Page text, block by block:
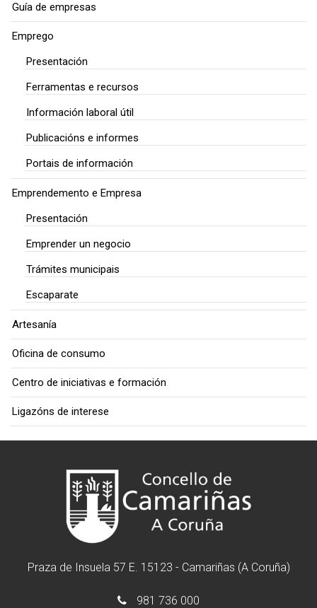
Guía de empresas
Emprego
Presentación
Ferramentas e recursos
Información laboral útil
Publicacións e informes
Portais de información
Emprendemento e Empresa
Presentación
Emprender un negocio
Trámites municipais
Escaparate
Artesanía
Oficina de consumo
Centro de iniciativas e formación
Ligazóns de interese
Praza de Insuela 57 E. 15123 - Camariñas (A Coruña)
981 736 000